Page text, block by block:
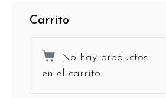
Carrito
No hay productos
en el carrito.